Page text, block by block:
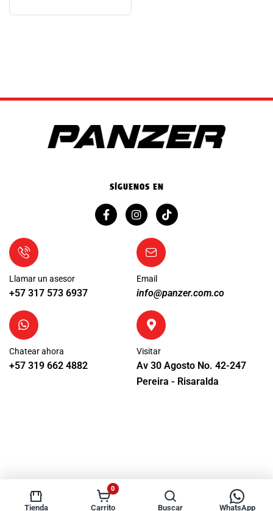
Tienda
0
Carrito Buscar WhatsApp
SÍGUENOS EN
Llamar un asesor
+57 317 573 6937
Chatear ahora
+57 319 662 4882
Email
info@panzer.com.co
Visitar
Av 30 Agosto No. 42-247
Pereira - Risaralda